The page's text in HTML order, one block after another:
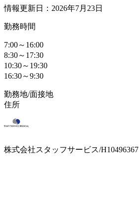
情報更新日：2026年7月23日
勤務時間
7:00～16:00
8:30～17:30
10:30～19:30
16:30～9:30
勤務地/面接地
住所
株式会社スタッフサービス/H10496367